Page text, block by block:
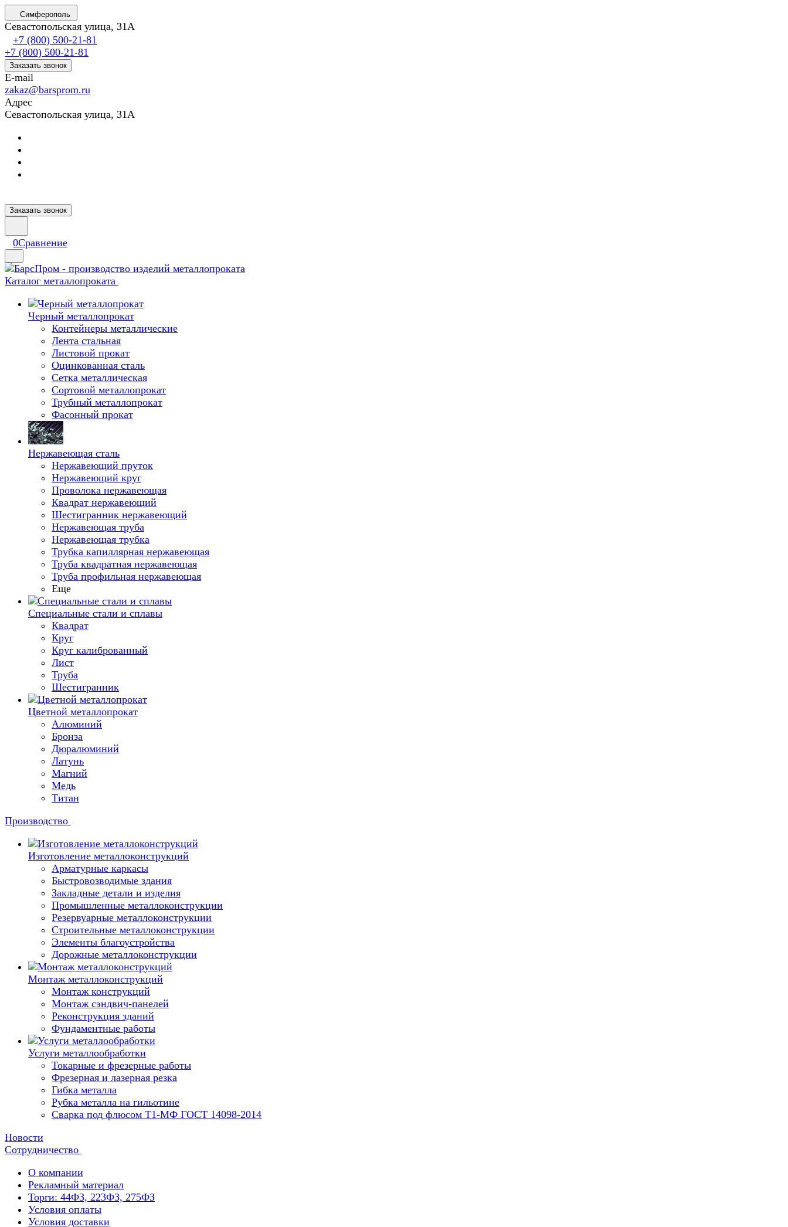
Симферополь
Севастопольская улица, 31А
+7 (800) 500-21-81
+7 (800) 500-21-81
Заказать звонок
E-mail
zakaz@barsprom.ru
Адрес
Севастопольская улица, 31А
Заказать звонок
0Сравнение
Каталог металлопроката
Черный металлопрокат
Контейнеры металлические
Лента стальная
Листовой прокат
Оцинкованная сталь
Сетка металлическая
Сортовой металлопрокат
Трубный металлопрокат
Фасонный прокат
Нержавеющая сталь
Нержавеющий пруток
Нержавеющий круг
Проволока нержавеющая
Квадрат нержавеющий
Шестигранник нержавеющий
Нержавеющая труба
Нержавеющая трубка
Трубка капиллярная нержавеющая
Труба квадратная нержавеющая
Труба профильная нержавеющая
Еще
Специальные стали и сплавы
Квадрат
Круг
Круг калиброванный
Лист
Труба
Шестигранник
Цветной металлопрокат
Алюминий
Бронза
Дюралюминий
Латунь
Магний
Медь
Титан
Производство
Изготовление металлоконструкций
Арматурные каркасы
Быстровозводимые здания
Закладные детали и изделия
Промышленные металлоконструкции
Резервуарные металлоконструкции
Строительные металлоконструкции
Элементы благоустройства
Дорожные металлоконструкции
Монтаж металлоконструкций
Монтаж конструкций
Монтаж сэндвич-панелей
Реконструкция зданий
Фундаментные работы
Услуги металлообработки
Токарные и фрезерные работы
Фрезерная и лазерная резка
Гибка металла
Рубка металла на гильотине
Сварка под флюсом Т1-МФ ГОСТ 14098-2014
Новости
Сотрудничество
О компании
Рекламный материал
Торги: 44ФЗ, 223ФЗ, 275ФЗ
Условия оплаты
Условия доставки